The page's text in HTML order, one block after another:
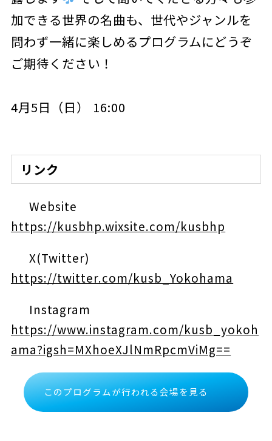
加できる世界の名曲も、世代やジャンルを
問わず一緒に楽しめるプログラムにどうぞ
ご期待ください！
4月5日（日） 16:00
リンク
Website
https://kusbhp.wixsite.com/kusbhp
X(Twitter)
https://twitter.com/kusb_Yokohama
Instagram
https://www.instagram.com/kusb_yokoh
ama?igsh=MXhoeXJlNmRpcmViMg==
このプログラムが行われる会場を見る